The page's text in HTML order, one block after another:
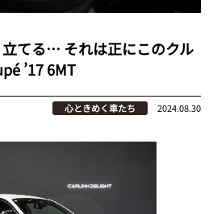
てる… それは正にこのクル
’17 6MT
心ときめく車たち 2024.08.30